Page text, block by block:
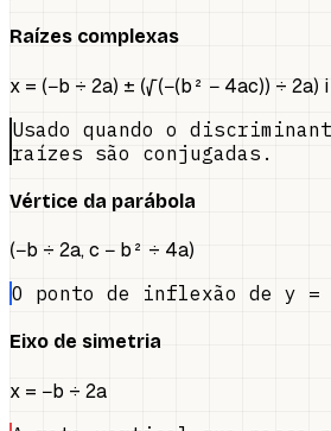
Raízes complexas
x = (−b ÷ 2a) ± (√(−(b² − 4ac)) ÷ 2a) i
Usado quando o
raízes são conjugadas.
Vértice da parábola
(−b ÷ 2a, c − b² ÷ 4a)
O ponto de inflexão de y =
Eixo de simetria
x = −b ÷ 2a